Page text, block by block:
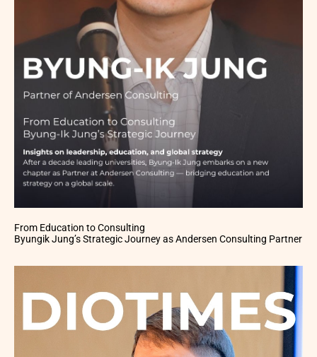
From Education to Consulting
Byungik Jung’s Strategic Journey as Andersen Consulting Partner